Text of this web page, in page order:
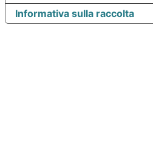
Informativa sulla raccolta